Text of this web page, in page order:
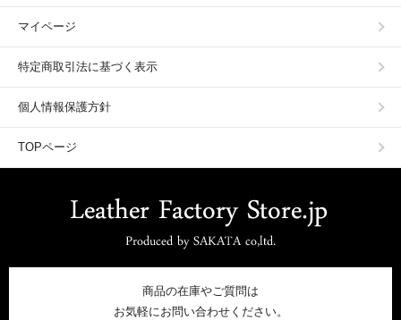
マイページ
特定商取引法に基づく表示
個人情報保護方針
TOPページ
商品の在庫やご質問は
お気軽にお問い合わせください。